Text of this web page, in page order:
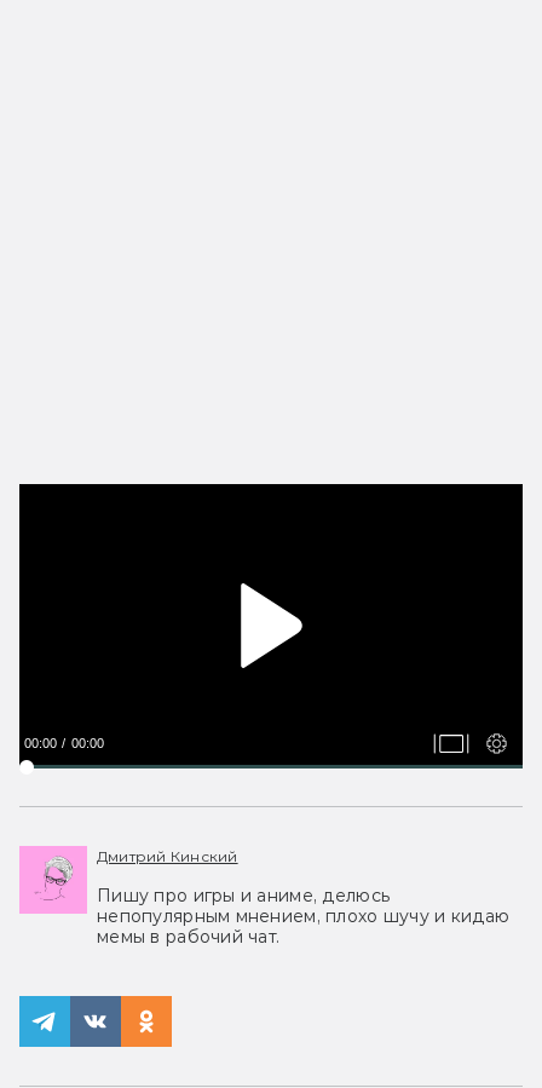
00:00 00:00
Дмитрий Кинский
Пишу про игры и аниме, делюсь
непопулярным мнением, плохо шучу и кидаю
мемы в рабочий чат.